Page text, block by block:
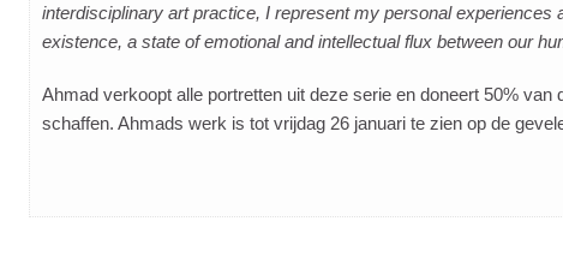
interdisciplinary art practice, I represent my personal
existence, a state of emotional and intellectual flux between our
Ahmad verkoopt alle portretten uit deze serie en doneert 50%
schaffen. Ahmads werk is tot vrijdag 26 januari te zien op de